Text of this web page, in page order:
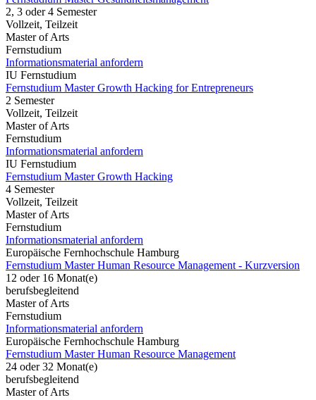
2, 3 oder 4 Semester
Vollzeit, Teilzeit
Master of Arts
Fernstudium
Informationsmaterial anfordern
IU Fernstudium
Fernstudium Master Growth Hacking for Entrepreneurs
2 Semester
Vollzeit, Teilzeit
Master of Arts
Fernstudium
Informationsmaterial anfordern
IU Fernstudium
Fernstudium Master Growth Hacking
4 Semester
Vollzeit, Teilzeit
Master of Arts
Fernstudium
Informationsmaterial anfordern
Europäische Fernhochschule Hamburg
Fernstudium Master Human Resource Management - Kurzversion
12 oder 16 Monat(e)
berufsbegleitend
Master of Arts
Fernstudium
Informationsmaterial anfordern
Europäische Fernhochschule Hamburg
Fernstudium Master Human Resource Management
24 oder 32 Monat(e)
berufsbegleitend
Master of Arts